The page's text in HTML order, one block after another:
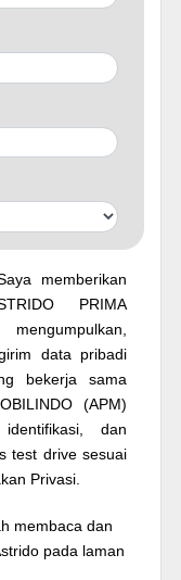
memberikan
PRIMA
data pribadi
bekerja sama
(APM)
dan
test drive sesuai
Privasi.
membaca dan
pada laman